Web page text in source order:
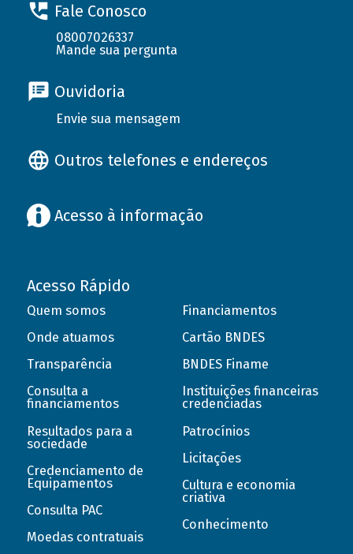
Fale Conosco
08007026337
Mande sua pergunta
Ouvidoria
Envie sua mensagem
Outros telefones e endereços
Acesso à informação
Acesso Rápido
Quem somos
Onde atuamos
Transparência
Consulta a
financiamentos
Resultados para a
sociedade
Credenciamento de
Equipamentos
Consulta PAC
Moedas contratuais
Financiamentos
Cartão BNDES
BNDES Finame
Instituições financeiras
credenciadas
Patrocínios
Licitações
Cultura e economia
criativa
Conhecimento